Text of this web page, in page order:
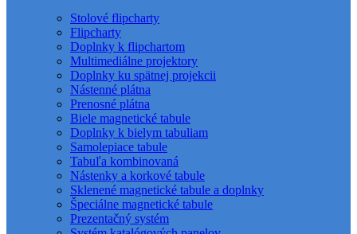
Stolové flipcharty
Flipcharty
Doplnky k flipchartom
Multimediálne projektory
Doplnky ku spätnej projekcii
Nástenné plátna
Prenosné plátna
Biele magnetické tabule
Doplnky k bielym tabuliam
Samolepiace tabule
Tabuľa kombinovaná
Nástenky a korkové tabule
Sklenené magnetické tabule a doplnky
Špeciálne magnetické tabule
Prezentačný systém